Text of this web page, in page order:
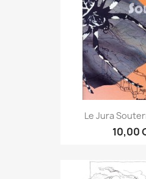
Le Jura
10,00